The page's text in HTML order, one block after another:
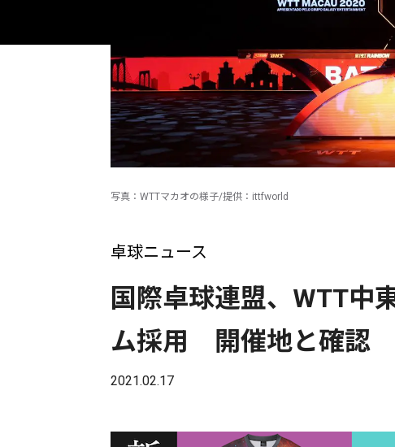
写真：WTTマカオの様子/提供：ittfworld
卓球ニュース
国際卓球連盟、WTT中
ム採用 開催地と確認
2021.02.17